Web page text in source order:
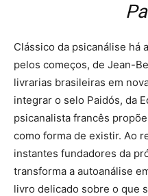
Clássico da psicanálise há
pelos começos, de Jean-
livrarias brasileiras em
integrar o selo Paidós, da
psicanalista francês
como forma de existir. Ao
instantes fundadores da
transforma a autoanálise
livro delicado sobre o que